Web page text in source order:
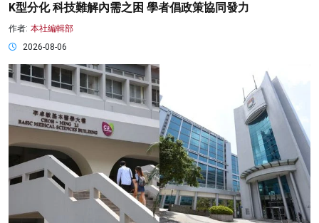
K型分化 科技難解內需之困 學者倡政策協同發力
作者: 本社編輯部
2026-08-06